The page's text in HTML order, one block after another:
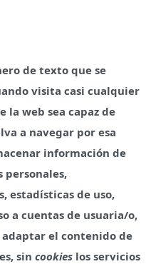
de texto que se
visita casi cualquier
la web sea capaz de
a navegar por esa
información de
personales,
estadísticas de uso,
a cuentas de usuaria/o,
adaptar el contenido de
sin cookies los servicios